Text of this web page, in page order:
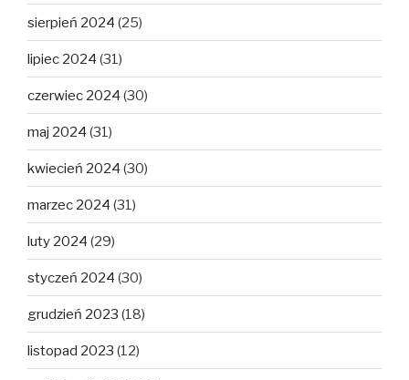
sierpień 2024 (25)
lipiec 2024 (31)
czerwiec 2024 (30)
maj 2024 (31)
kwiecień 2024 (30)
marzec 2024 (31)
luty 2024 (29)
styczeń 2024 (30)
grudzień 2023 (18)
listopad 2023 (12)